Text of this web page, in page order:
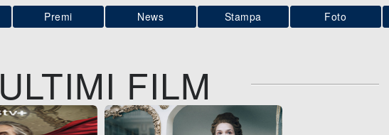
Premi News Stampa Foto
ULTIMI FILM